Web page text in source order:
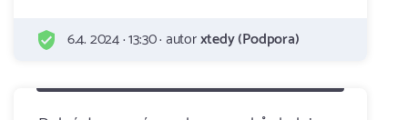
6.4. 2024 · 13:30 · autorxtedy (Podpora)